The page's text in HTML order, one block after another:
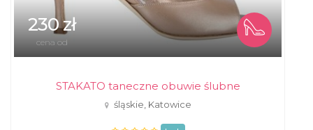
230 zł
cena od
STAKATO taneczne obuwie ślubne
śląskie, Katowice